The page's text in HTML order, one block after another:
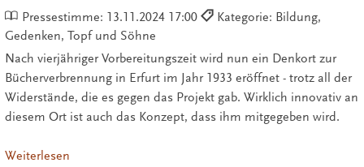
Pressestimme: 13.11.2024 17:00
Kategorie: Bildung,
Gedenken, Topf und Söhne
Nach vierjähriger Vorbereitungszeit wird nun ein Denkort zur
Bücherverbrennung in Erfurt im Jahr 1933 eröffnet - trotz all der
Widerstände, die es gegen das Projekt gab. Wirklich innovativ an
diesem Ort ist auch das Konzept, dass ihm mitgegeben wird.
Weiterlesen